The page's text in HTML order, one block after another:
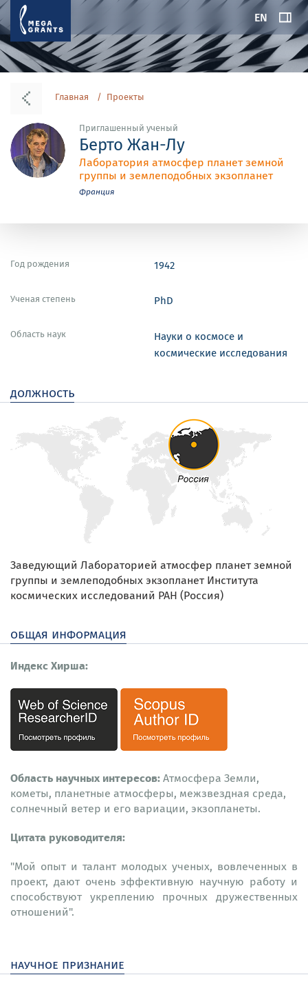
EN
Главная Проекты
Приглашенный ученый
Берто Жан-Лу
Лаборатория атмосфер планет земной
группы и землеподобных экзопланет
Франция
Год рождения 1942
Ученая степень PhD
Область наук
Науки о космосе и
космические исследования
должность
Заведующий Лабораторией атмосфер планет земной
группы и землеподобных экзопланет Института
космических исследований РАН (Россия)
общая информация
Индекс Хирша:
Область научных интересов:Атмосфера Земли,
кометы, планетные атмосферы, межзвездная среда,
солнечный ветер и его вариации, экзопланеты.
Цитата руководителя:
"Мой опыт и талант молодых ученых, вовлеченных в
проект, дают очень эффективную научную работу и
способствуют укреплению прочных дружественных
отношений".
научное признание